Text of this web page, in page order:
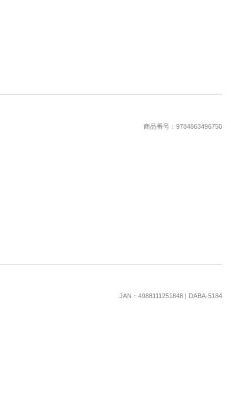
商品番号：9784863496750
JAN：4988111251848 | DABA-5184